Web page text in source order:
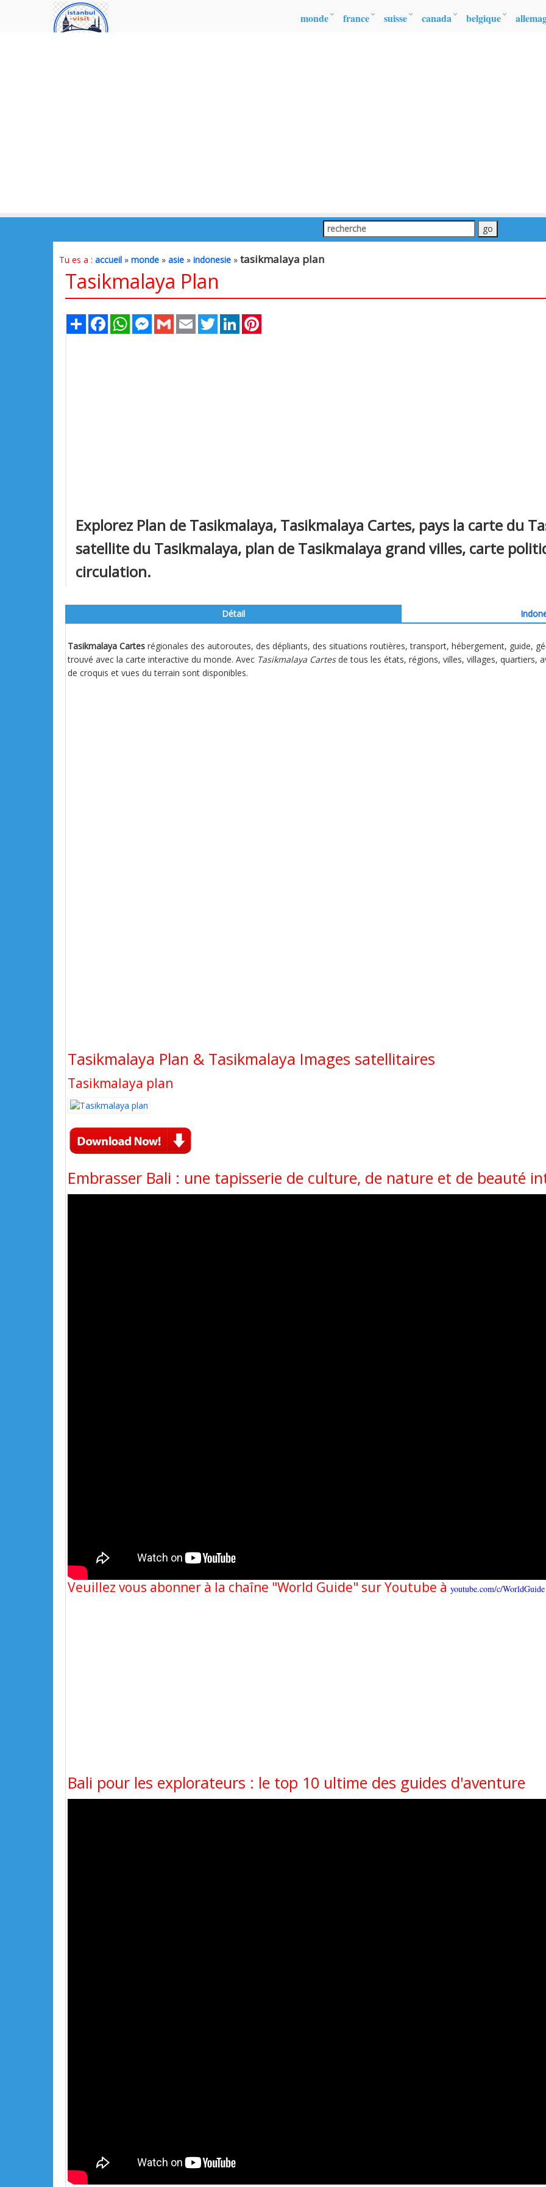
monde france suisse canada belgique
Tu es a : accueil » monde » asie » indonesie » tasikmalaya plan
Tasikmalaya Plan
Share FacebookWhatsAppMessenger
Gmail Email TwitterLinkedIn
Explorez Plan de Tasikmalaya, Tasikmalaya Cartes, pays la carte du
satellite du Tasikmalaya, plan de Tasikmalaya grand villes, carte
circulation.
Détail
Tasikmalaya Cartes régionales des autoroutes, des dépliants, des situations routières, transport, hébergement, guide,
trouvé avec la carte interactive du monde. Avec Tasikmalaya Cartesde tous les états, régions, villes, villages, quartiers,
de croquis et vues du terrain sont disponibles.
Tasikmalaya Plan & Tasikmalaya Images satellitaires
Tasikmalaya plan
Embrasser Bali : une tapisserie de culture, de nature et de beauté
Veuillez vous abonner à la chaîne "World Guide" sur Youtube à youtube.com/c/WorldGuide
Bali pour les explorateurs : le top 10 ultime des guides d'aventure